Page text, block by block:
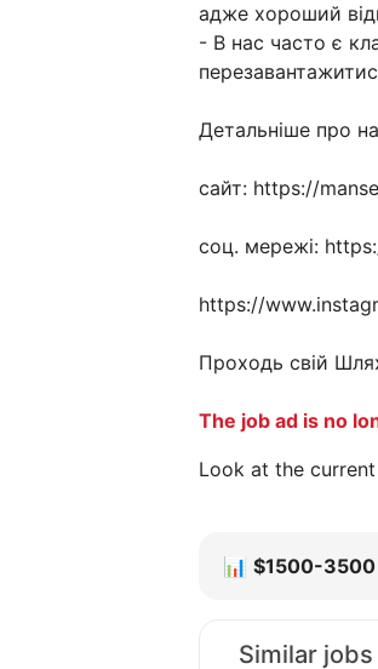
адже хороший
- В нас часто є
Детальніше про
сайт: https://
соц. мережі:
https://
Проходь свій
The job ad is no
Look at the current
📊 $1500-3500
Similar jobs